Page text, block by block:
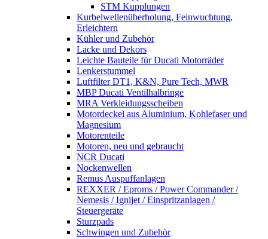
STM Kupplungen
Kurbelwellenüberholung, Feinwuchtung,
Erleichtern
Kühler und Zubehör
Lacke und Dekors
Leichte Bauteile für Ducati Motorräder
Lenkerstummel
Luftfilter DT1, K&N, Pure Tech, MWR
MBP Ducati Ventilhalbringe
MRA Verkleidungsscheiben
Motordeckel aus Aluminium, Kohlefaser und
Magnesium
Motorenteile
Motoren, neu und gebraucht
NCR Ducati
Nockenwellen
Remus Auspuffanlagen
REXXER / Eproms / Power Commander /
Nemesis / Ignijet / Einspritzanlagen /
Steuergeräte
Sturzpads
Schwingen und Zubehör